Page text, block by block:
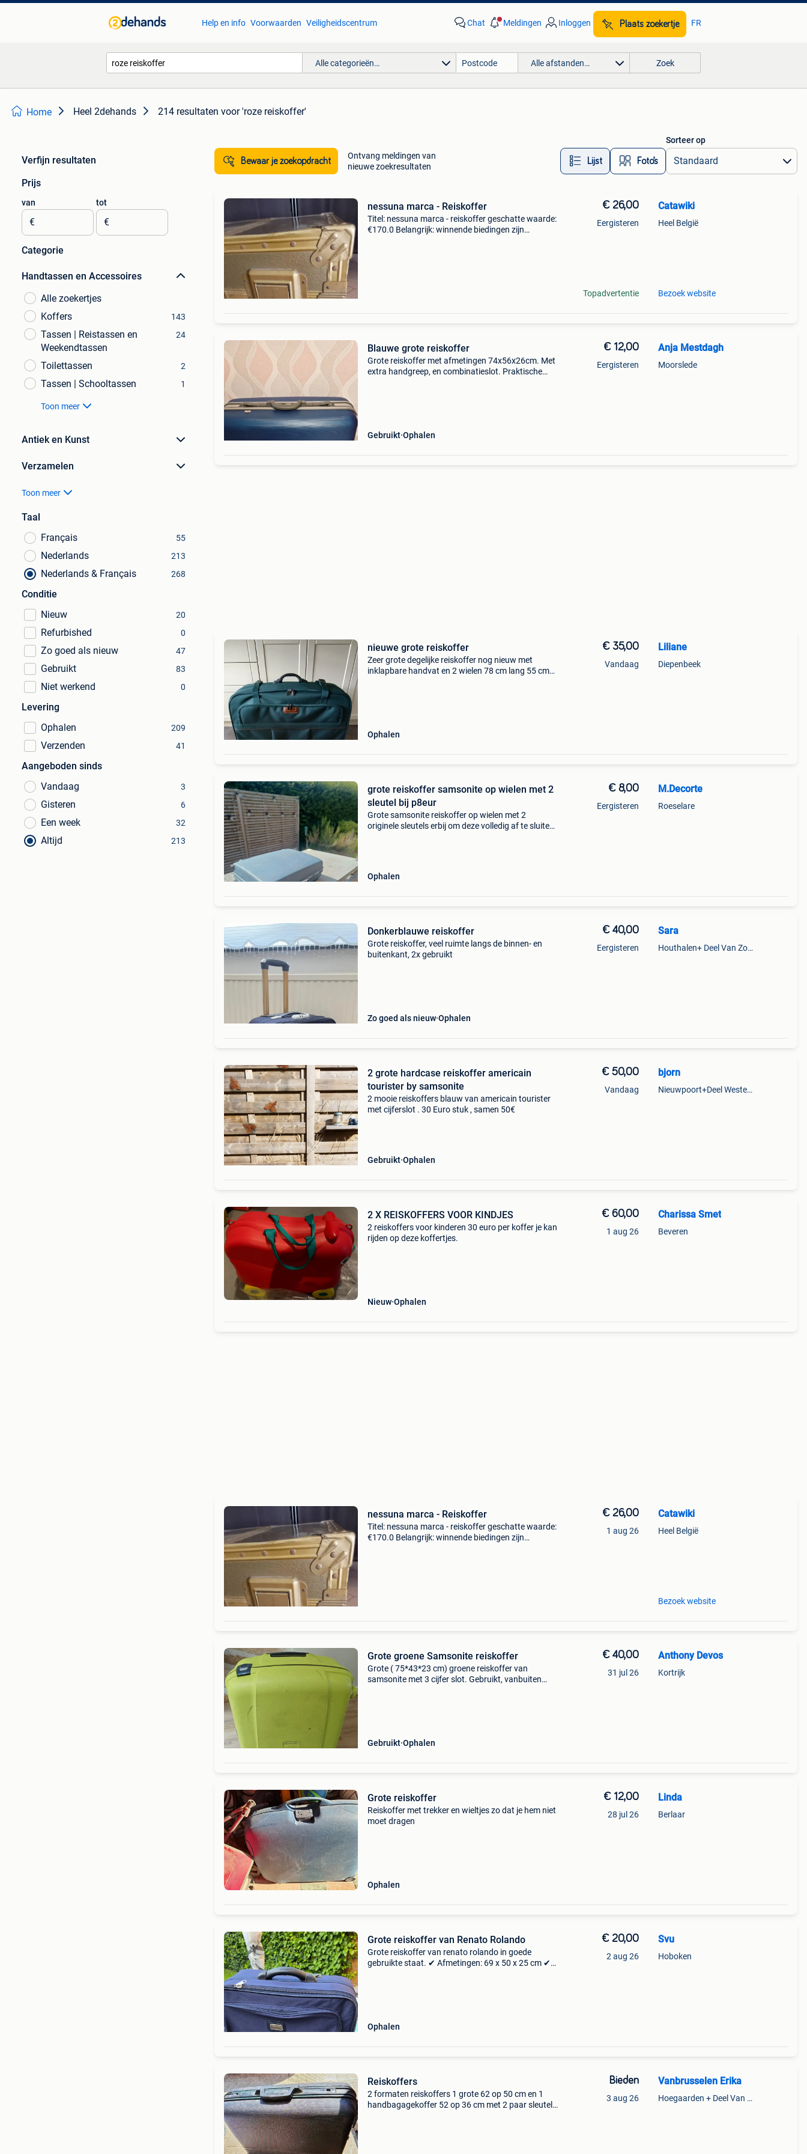
Help en info Voorwaarden Veiligheidscentrum Chat Meldingen Inloggen Plaats zoekertje FR
Alle categorieën… Alle afstanden… Zoek
Home Heel 2dehands 214 resultaten voor 'roze reiskoffer'
Verfijn resultaten
Prijs
van
€
tot
€
Categorie
Handtassen en Accessoires
Alle zoekertjes
Koffers
143
Tassen | Reistassen en
Weekendtassen
24
Toilettassen 2
Tassen | Schooltassen 1
Toon meer
Antiek en Kunst
Verzamelen
Toon meer
Taal
Français
55
Nederlands 213
Nederlands & Français 268
Conditie
Nieuw
20
Refurbished 0
Zo goed als nieuw 47
Gebruikt 83
Niet werkend 0
Levering
Ophalen
209
Verzenden 41
Aangeboden sinds
Vandaag
3
Gisteren 6
Een week 32
Altijd 213
Bewaar je zoekopdracht
Ontvang meldingen van
nieuwe zoekresultaten
Lijst Foto’s
Sorteer op
nessuna marca - Reiskoffer
Titel: nessuna marca - reiskoffer geschatte waarde:
€170.0 Belangrijk: winnende biedingen zijn
€ 26,00
Eergisteren
Topadvertentie
Catawiki
Heel België
Bezoek website
Blauwe grote reiskoffer
Grote reiskoffer met afmetingen 74x56x26cm. Met
extra handgreep, en combinatieslot. Praktische
Gebruikt Ophalen
€ 12,00
Eergisteren
Anja Mestdagh
Moorslede
nieuwe grote reiskoffer
Zeer grote degelijke reiskoffer nog nieuw met
inklapbare handvat en 2 wielen 78 cm lang 55 cm
Ophalen
€ 35,00
Vandaag
Liliane
Diepenbeek
grote reiskoffer samsonite op wielen met 2
sleutel bij p8eur
Grote samsonite reiskoffer op wielen met 2
originele sleutels erbij om deze volledig af te sluiten
Ophalen
€ 8,00
Eergisteren
M.Decorte
Roeselare
Donkerblauwe reiskoffer
Grote reiskoffer, veel ruimte langs de binnen- en
buitenkant, 2x gebruikt
Zo goed als nieuw Ophalen
€ 40,00
Eergisteren
Sara
Houthalen+ Deel Van Zonhoven En Zolder
2 grote hardcase reiskoffer americain
tourister by samsonite
2 mooie reiskoffers blauw van americain tourister
met cijferslot . 30 Euro stuk , samen 50€
Gebruikt Ophalen
€ 50,00
Vandaag
bjorn
Nieuwpoort+Deel Westende
2 X REISKOFFERS VOOR KINDJES
2 reiskoffers voor kinderen 30 euro per koffer je kan
rijden op deze koffertjes.
Nieuw Ophalen
€ 60,00
1 aug 26
Charissa Smet
Beveren
nessuna marca - Reiskoffer
Titel: nessuna marca - reiskoffer geschatte waarde:
€170.0 Belangrijk: winnende biedingen zijn
€ 26,00
1 aug 26
Catawiki
Heel België
Bezoek website
Grote groene Samsonite reiskoffer
Grote ( 75*43*23 cm) groene reiskoffer van
samsonite met 3 cijfer slot. Gebruikt, vanbuiten
Gebruikt Ophalen
€ 40,00
31 jul 26
Anthony Devos
Kortrijk
Grote reiskoffer
Reiskoffer met trekker en wieltjes zo dat je hem niet
moet dragen
Ophalen
€ 12,00
28 jul 26
Linda
Berlaar
Grote reiskoffer van Renato Rolando
Grote reiskoffer van renato rolando in goede
gebruikte staat. ✔ Afmetingen: 69 x 50 x 25 cm ✔
Ophalen
€ 20,00
2 aug 26
Svu
Hoboken
Reiskoffers
2 formaten reiskoffers 1 grote 62 op 50 cm en 1
handbagagekoffer 52 op 36 cm met 2 paar sleutels
Bieden
3 aug 26
Vanbrusselen Erika
Hoegaarden + Deel Van Kumtich + Deel Van Tienen